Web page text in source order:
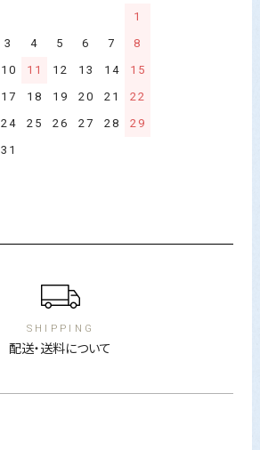
1
3 4 5 6 7
8
10 11 12 13 14
15
17 18 19 20 21
22
24 25 26 27 28
29
31
SHIPPING
配送・送料について